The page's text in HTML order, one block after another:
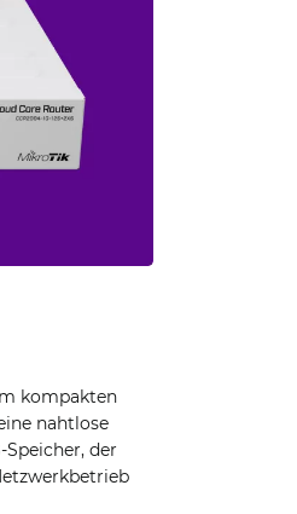
kompakten
nahtlose
der